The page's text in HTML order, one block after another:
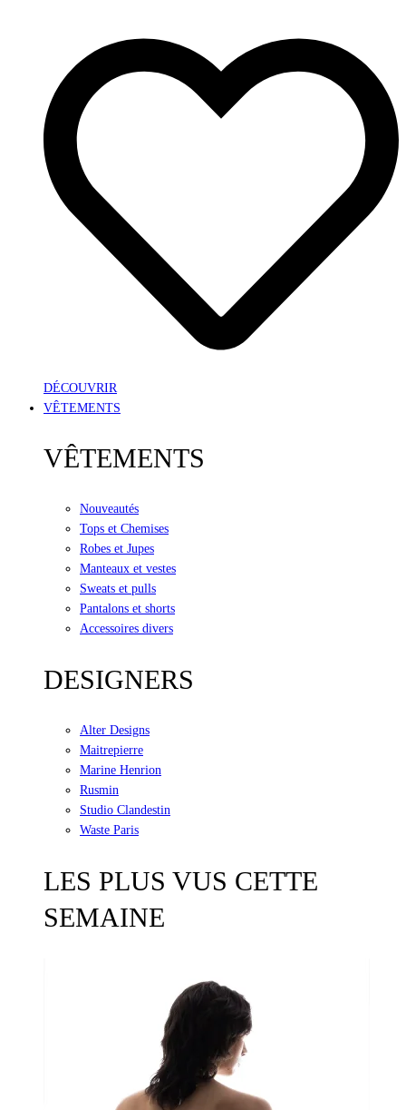
DÉCOUVRIR
VÊTEMENTS
VÊTEMENTS
Nouveautés
Tops et Chemises
Robes et Jupes
Manteaux et vestes
Sweats et pulls
Pantalons et shorts
Accessoires divers
DESIGNERS
Alter Designs
Maitrepierre
Marine Henrion
Rusmin
Studio Clandestin
Waste Paris
LES PLUS VUS CETTE
SEMAINE